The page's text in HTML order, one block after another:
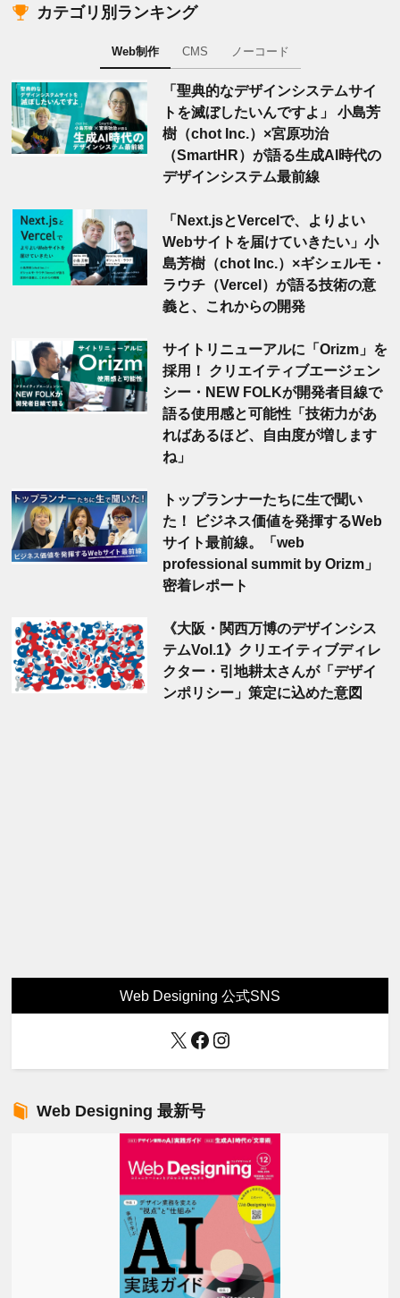
カテゴリ別ランキング
Web制作 CMS ノーコード
「聖典的なデザインシステムサイ
トを滅ぼしたいんですよ」 小島芳
樹（chot Inc.）×宮原功治
（SmartHR）が語る生成AI時代の
デザインシステム最前線
「Next.jsとVercelで、よりよい
Webサイトを届けていきたい」小
島芳樹（chot Inc.）×ギシェルモ・
ラウチ（Vercel）が語る技術の意
義と、これからの開発
サイトリニューアルに「Orizm」を
採用！ クリエイティブエージェン
シー・NEW FOLKが開発者目線で
語る使用感と可能性「技術力があ
ればあるほど、自由度が増します
ね」
トップランナーたちに生で聞い
た！ ビジネス価値を発揮するWeb
サイト最前線。「web
professional summit by Orizm」
密着レポート
《大阪・関西万博のデザインシス
テムVol.1》クリエイティブディレ
クター・引地耕太さんが「デザイ
ンポリシー」策定に込めた意図
Web Designing 公式SNS
X Facebook
Instagram
Web Designing 最新号